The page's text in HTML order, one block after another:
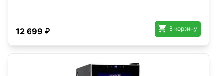
12 699 ₽  В корзину